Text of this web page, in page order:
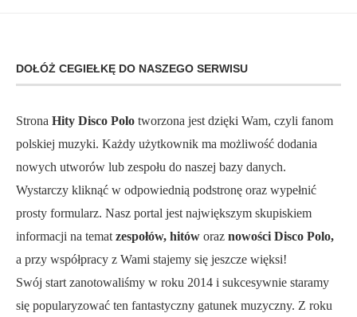
DOŁÓŻ CEGIEŁKĘ DO NASZEGO SERWISU
Strona Hity Disco Polo tworzona jest dzięki Wam, czyli fanom
polskiej muzyki. Każdy użytkownik ma możliwość dodania
nowych utworów lub zespołu do naszej bazy danych.
Wystarczy kliknąć w odpowiednią podstronę oraz wypełnić
prosty formularz. Nasz portal jest największym skupiskiem
informacji na tematzespołów, hitów oraz nowości Disco Polo,
a przy współpracy z Wami stajemy się jeszcze więksi!
Swój start zanotowaliśmy w roku 2014 i sukcesywnie staramy
się popularyzować ten fantastyczny gatunek muzyczny. Z roku